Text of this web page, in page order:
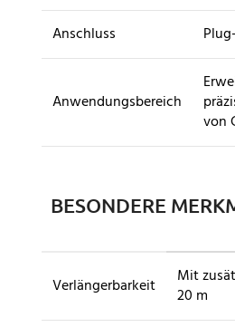
Anschluss
Anwendungsbereich
von
BESONDERE
Verlängerbarkeit
Mit
20 m